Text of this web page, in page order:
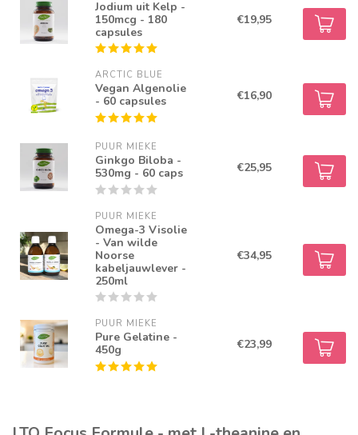
Jodium uit Kelp -
150mcg - 180
capsules
€19,95
ARCTIC BLUE
Vegan Algenolie
- 60 capsules
€16,90
PUUR MIEKE
Ginkgo Biloba -
530mg - 60 caps
€25,95
PUUR MIEKE
Omega-3 Visolie
- Van wilde
Noorse
kabeljauwlever -
250ml
€34,95
PUUR MIEKE
Pure Gelatine -
450g
€23,99